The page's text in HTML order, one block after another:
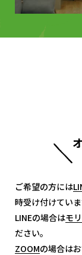
ご希望の方には
時受け付けていま
LINEの場合はモ
モ
ださい。
ZOOM
ZOOMの場合は